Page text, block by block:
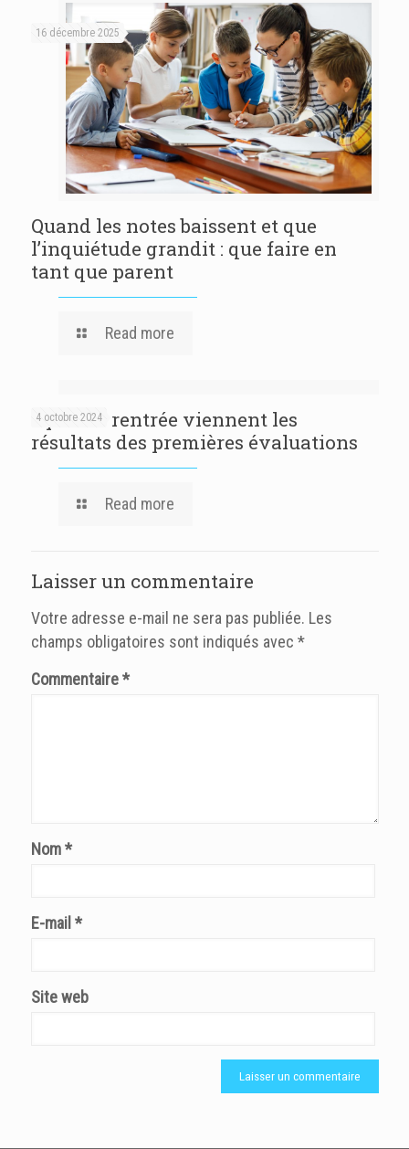
16 décembre 2025
Quand les notes baissent et que
l’inquiétude grandit : que faire en
tant que parent
Read more
4 octobre 2024
Après la rentrée viennent les
résultats des premières évaluations
Read more
Laisser un commentaire
Votre adresse e-mail ne sera pas publiée. Les
champs obligatoires sont indiqués avec *
Commentaire*
Nom*
E-mail *
Site web